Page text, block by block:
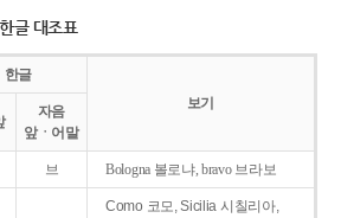
글 대조표
한글
보기
자음
앞ㆍ어말
브 Bologna 볼로냐, bravo 브라보
Como 코모, Sicilia 시칠리아,